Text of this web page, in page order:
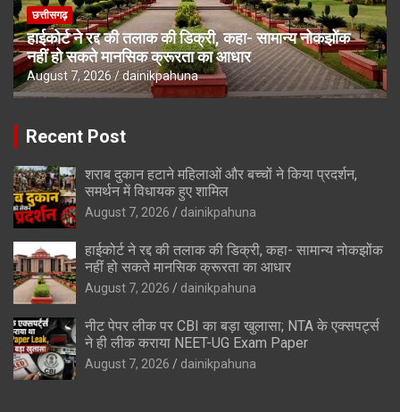
छत्तीसगढ़
हाईकोर्ट ने रद्द की तलाक की डिक्री, कहा- सामान्य नोकझोंक
नहीं हो सकते मानसिक क्रूरता का आधार
August 7, 2026 dainikpahuna
Recent Post
शराब दुकान हटाने महिलाओं और बच्चों ने किया प्रदर्शन,
समर्थन में विधायक हुए शामिल
August 7, 2026 dainikpahuna
हाईकोर्ट ने रद्द की तलाक की डिक्री, कहा- सामान्य नोकझोंक
नहीं हो सकते मानसिक क्रूरता का आधार
August 7, 2026 dainikpahuna
नीट पेपर लीक पर CBI का बड़ा खुलासा; NTA के एक्सपर्ट्स
ने ही लीक कराया NEET-UG Exam Paper
August 7, 2026 dainikpahuna